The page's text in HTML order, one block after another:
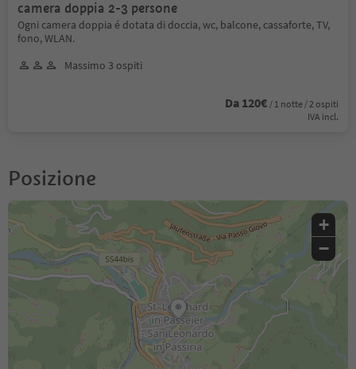
camera doppia 2-3 persone
Ogni camera doppia é dotata di doccia, wc, balcone, cassaforte, TV,
fono, WLAN.
Massimo 3 ospiti
Da 120€ / 1 notte / 2 ospiti
IVA incl.
Posizione
+
−